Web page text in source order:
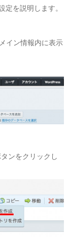
定を説明します。
イン情報内に表示
ンをクリックし